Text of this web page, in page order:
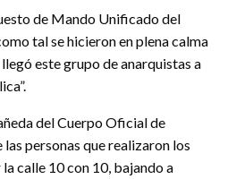
de Mando Unificado del
tal se hicieron en plena calma
este grupo de anarquistas a
del Cuerpo Oficial de
personas que realizaron los
calle 10 con 10, bajando a